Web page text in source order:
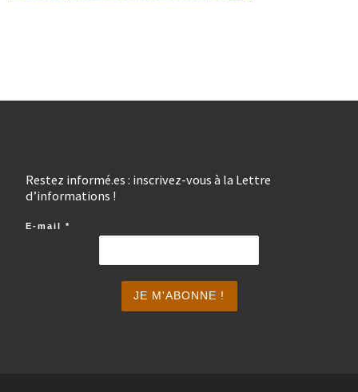
Restez informé.es : inscrivez-vous à la Lettre
d’informations !
E-mail *